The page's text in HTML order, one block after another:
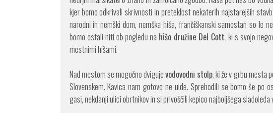
kjer bomo odkrivali skrivnosti in preteklost nekaterih najstarejših
narodni in nemški dom, nemška hiša, frančiškanski samostan so le
bomo ostali niti ob pogledu na hišo družine Del Cott, ki s svojo
mestnimi hišami.
Nad mestom se mogočno dvigujevodovodni stolp, ki že v grbu mesta
Slovenskem. Kavica nam gotovo ne uide. Sprehodili se bomo še po
gasi, nekdanji ulici obrtnikov in si privoščili kepico najboljšega sladoleda